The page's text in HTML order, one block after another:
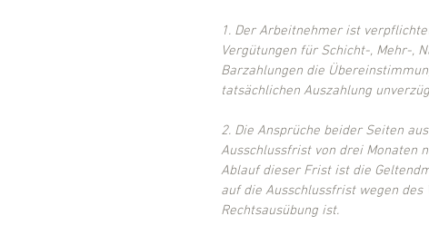
1. Der Arbeitnehmer ist
Vergütungen für Schicht-, Mehr-,
Barzahlungen die
tatsächlichen Auszahlung
2. Die Ansprüche beider Seiten
Ausschlussfrist von drei Monaten
Ablauf dieser Frist ist die
auf die Ausschlussfrist wegen
Rechtsausübung ist.